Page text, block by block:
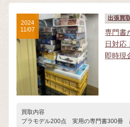
出張買取
専門書
日対応
即時現
買取内容
プラモデル200点 実用の専門書300冊
2024
11/07